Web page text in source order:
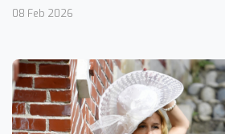
08 Feb 2026